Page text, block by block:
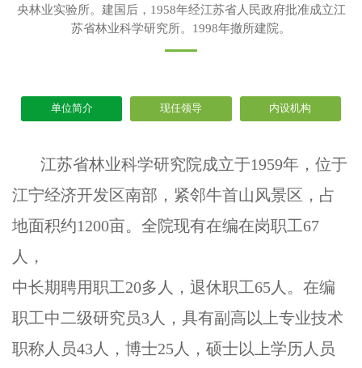
央林业实验所。建国后，1958年经江苏省人民政府批准成立江
苏省林业科学研究所。1998年撤所建院。
单位简介 现任领导 内设机构
江苏省林业科学研究院成立于1959年，位于
江宁经济开发区南部，紧邻牛首山风景区，占
地面积约1200亩。全院现有在编在岗职工67
人，
中长期聘用职工20多人，退休职工65人。在编
职工中二级研究员3人，具有副高以上专业技术
职称人员43人，博士25人，硕士以上学历人员